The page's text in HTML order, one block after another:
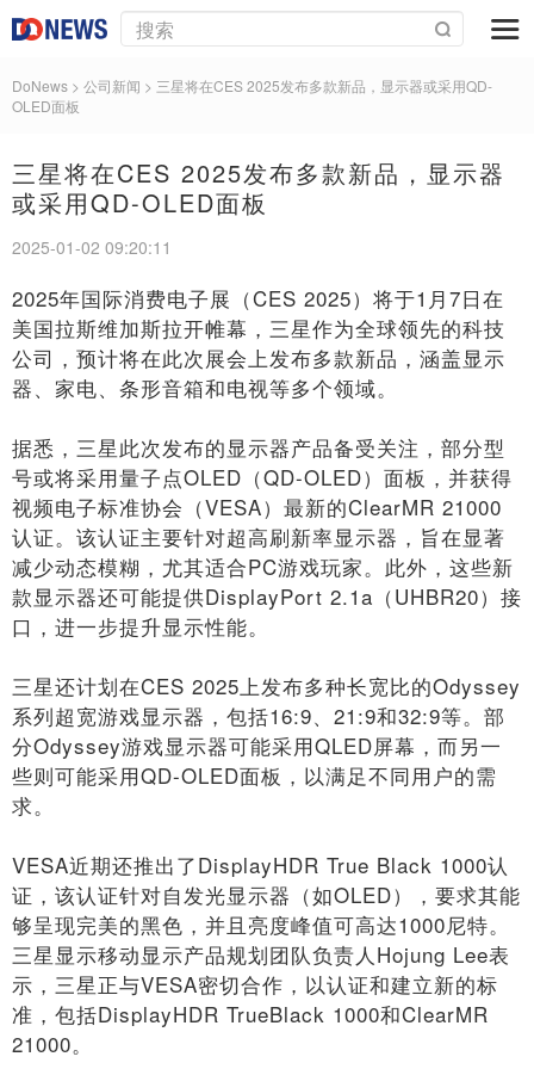
DoNews > 公司新闻 > 三星将在CES 2025发布多款新品，显示器或采用QD-
OLED面板
三星将在CES 2025发布多款新品，显示器
或采用QD-OLED面板
2025-01-02 09:20:11
2025年国际消费电子展（CES 2025）将于1月7日在
美国拉斯维加斯拉开帷幕，三星作为全球领先的科技
公司，预计将在此次展会上发布多款新品，涵盖显示
器、家电、条形音箱和电视等多个领域。
据悉，三星此次发布的显示器产品备受关注，部分型
号或将采用量子点OLED（QD-OLED）面板，并获得
视频电子标准协会（VESA）最新的ClearMR 21000
认证。该认证主要针对超高刷新率显示器，旨在显著
减少动态模糊，尤其适合PC游戏玩家。此外，这些新
款显示器还可能提供DisplayPort 2.1a（UHBR20）接
口，进一步提升显示性能。
三星还计划在CES 2025上发布多种长宽比的Odyssey
系列超宽游戏显示器，包括16:9、21:9和32:9等。部
分Odyssey游戏显示器可能采用QLED屏幕，而另一
些则可能采用QD-OLED面板，以满足不同用户的需
求。
VESA近期还推出了DisplayHDR True Black 1000认
证，该认证针对自发光显示器（如OLED），要求其能
够呈现完美的黑色，并且亮度峰值可高达1000尼特。
三星显示移动显示产品规划团队负责人Hojung Lee表
示，三星正与VESA密切合作，以认证和建立新的标
准，包括DisplayHDR TrueBlack 1000和ClearMR
21000。